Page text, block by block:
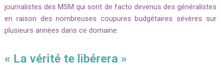
journalistes des MSM qui sont de facto devenus des généralistes
en raison des nombreuses coupures budgétaires sévères sur
plusieurs années dans ce domaine.
« La vérité te libérera »